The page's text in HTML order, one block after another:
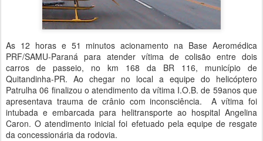
As 12 horas e 51 minutos acionamento na Base Aeromédica
PRF/SAMU-Paraná para atender vítima de colisão entre dois
carros de passeio, no km 168 da BR 116, município de
Quitandinha-PR. Ao chegar no local a equipe do helicóptero
Patrulha 06 finalizou o atendimento da vítima I.O.B. de 59anos que
apresentava trauma de crânio com inconsciência. A vítima foi
intubada e embarcada para helitransporte ao hospital Angelina
Caron. O atendimento inicial foi efetuado pela equipe de resgate
da concessionária da rodovia.